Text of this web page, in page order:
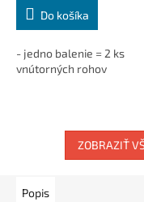
Do košíka
- jedno balenie = 2 ks
vnútorných rohov
ZOBRAZIŤ
Popis